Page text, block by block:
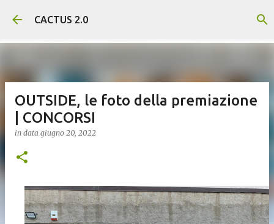
Passa ai contenuti principali
CACTUS 2.0
OUTSIDE, le foto della premiazione
| CONCORSI
in data giugno 20, 2022